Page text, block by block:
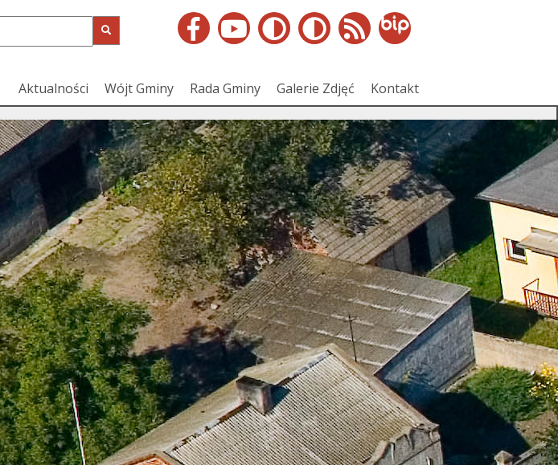
Aktualności Wójt Gminy Rada Gminy Galerie Zdjęć Kontakt